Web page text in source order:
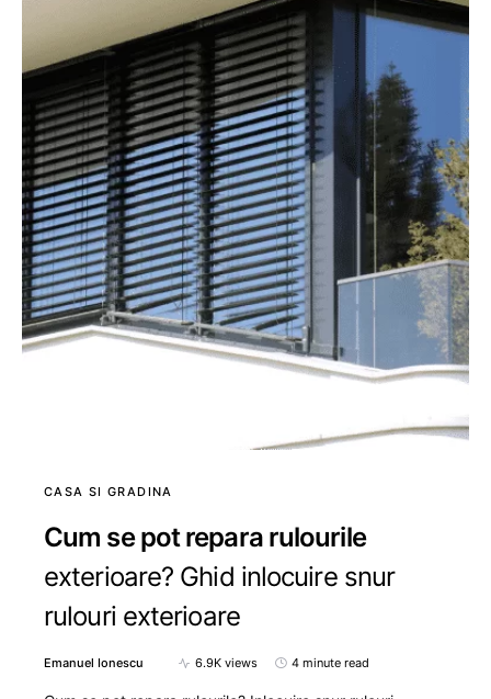
CASA SI GRADINA
Cum se pot repara rulourile
exterioare? Ghid inlocuire snur
rulouri exterioare
Emanuel Ionescu 6.9K views 4 minute read